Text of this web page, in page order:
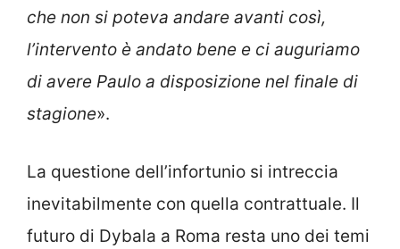
che non si poteva andare avanti così,
l’intervento è andato bene e ci auguriamo
di avere Paulo a disposizione nel finale di
stagione».
La questione dell’infortunio si intreccia
inevitabilmente con quella contrattuale. Il
futuro di Dybala a Roma resta uno dei temi